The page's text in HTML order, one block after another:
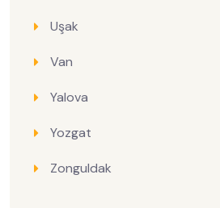
Uşak
Van
Yalova
Yozgat
Zonguldak